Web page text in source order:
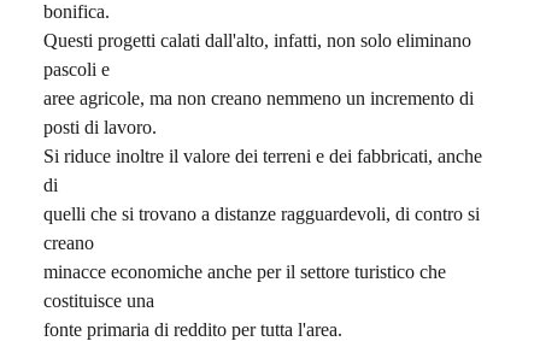
bonifica.
Questi progetti calati dall'alto, infatti, non solo eliminano
pascoli e
aree agricole, ma non creano nemmeno un incremento di
posti di lavoro.
Si riduce inoltre il valore dei terreni e dei fabbricati, anche
di
quelli che si trovano a distanze ragguardevoli, di contro si
creano
minacce economiche anche per il settore turistico che
costituisce una
fonte primaria di reddito per tutta l'area.